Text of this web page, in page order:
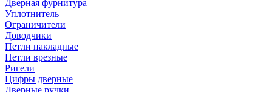
Дверная фурнитура
Уплотнитель
Ограничители
Доводчики
Петли накладные
Петли врезные
Ригели
Цифры дверные
Дверные ручки